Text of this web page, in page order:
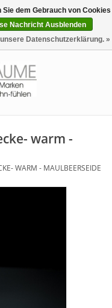
0 Artikel - €0,00
warm -
WARM - MAULBEERSEIDE
dem Gebrauch von Cookies
Nachricht Ausblenden
Datenschutzerklärung. »